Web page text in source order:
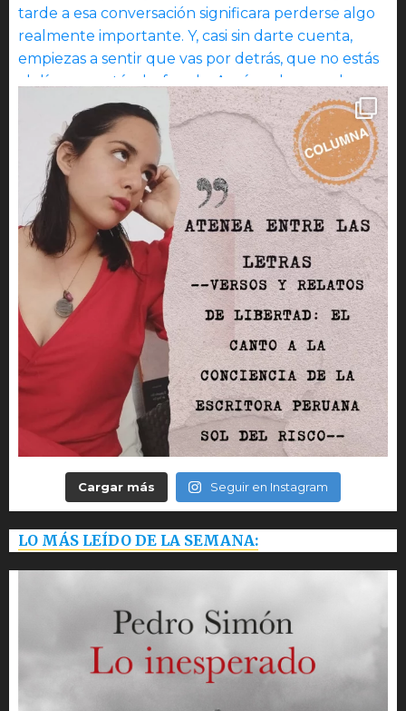
Cargar más Seguir en Instagram
LO MÁS LEÍDO DE LA SEMANA: